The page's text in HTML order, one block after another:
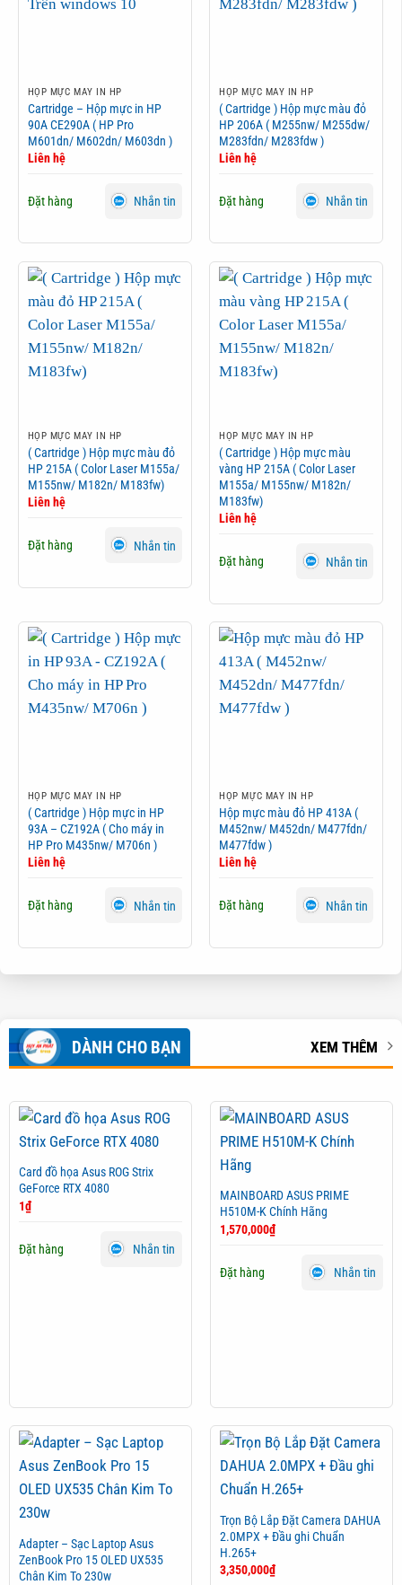
HỘP MỰC MÁY IN HP
Cartridge – Hộp mực in HP
90A CE290A ( HP Pro
M601dn/ M602dn/ M603dn )
Liên hệ
Đặt hàng Nhắn tin
HỘP MỰC MÁY IN HP
( Cartridge ) Hộp mực màu đỏ
HP 206A ( M255nw/ M255dw/
M283fdn/ M283fdw )
Liên hệ
Đặt hàng Nhắn tin
HỘP MỰC MÁY IN HP
( Cartridge ) Hộp mực màu đỏ
HP 215A ( Color Laser M155a/
M155nw/ M182n/ M183fw)
Liên hệ
Đặt hàng Nhắn tin
HỘP MỰC MÁY IN HP
( Cartridge ) Hộp mực màu
vàng HP 215A ( Color Laser
M155a/ M155nw/ M182n/
M183fw)
Liên hệ
Đặt hàng Nhắn tin
HỘP MỰC MÁY IN HP
( Cartridge ) Hộp mực in HP
93A – CZ192A ( Cho máy in
HP Pro M435nw/ M706n )
Liên hệ
Đặt hàng Nhắn tin
HỘP MỰC MÁY IN HP
Hộp mực màu đỏ HP 413A (
M452nw/ M452dn/ M477fdn/
M477fdw )
Liên hệ
Đặt hàng Nhắn tin
DÀNH CHO BẠN XEM THÊM
Card đồ họa Asus ROG Strix
GeForce RTX 4080
1₫
Đặt hàng Nhắn tin
MAINBOARD ASUS PRIME
H510M-K Chính Hãng
1,570,000₫
Đặt hàng Nhắn tin
Adapter – Sạc Laptop Asus
ZenBook Pro 15 OLED UX535
Chân Kim To 230w
Trọn Bộ Lắp Đặt Camera DAHUA
2.0MPX + Đầu ghi Chuẩn
H.265+
3,350,000₫